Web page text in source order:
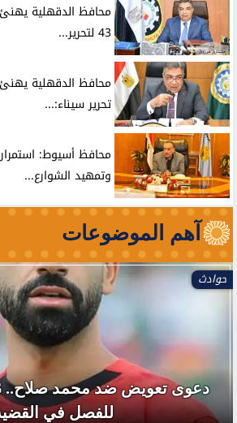
محافظ الدقهلية يهنئ
43 لتحرير...
محافظ الدقهلية
تحرير سيناء:...
محافظ أسيوط:
وتمهيد الشوارع...
آهم الموضوعات
حوادث
للفصل في